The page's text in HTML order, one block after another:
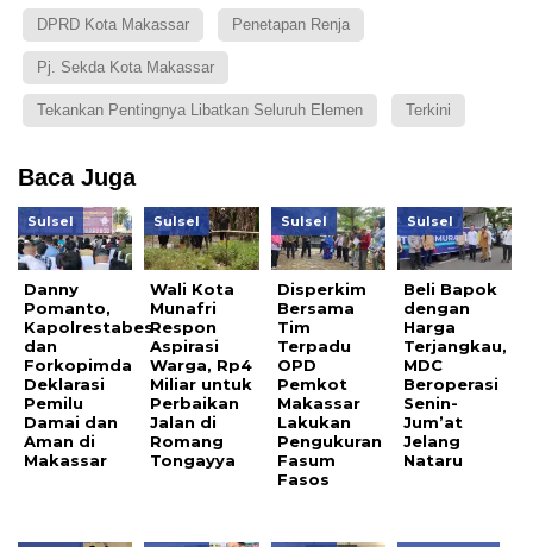
DPRD Kota Makassar Penetapan Renja
Pj. Sekda Kota Makassar
Tekankan Pentingnya Libatkan Seluruh Elemen Terkini
Baca Juga
Sulsel
Danny
Pomanto,
Kapolrestabes
dan
Forkopimda
Deklarasi
Pemilu
Damai dan
Aman di
Makassar
Sulsel
Wali Kota
Munafri
Respon
Aspirasi
Warga, Rp4
Miliar untuk
Perbaikan
Jalan di
Romang
Tongayya
Sulsel
Disperkim
Bersama
Tim
Terpadu
OPD
Pemkot
Makassar
Lakukan
Pengukuran
Fasum
Fasos
Sulsel
Beli Bapok
dengan
Harga
Terjangkau,
MDC
Beroperasi
Senin-
Jum’at
Jelang
Nataru